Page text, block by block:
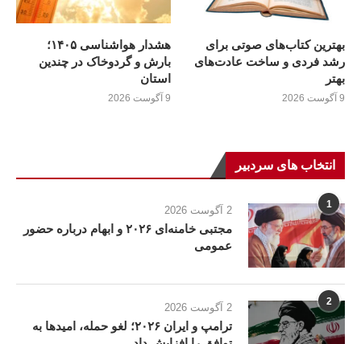
بهترین کتاب‌های صوتی برای
رشد فردی و ساخت عادت‌های
بهتر
9 آگوست 2026
هشدار هواشناسی ۱۴۰۵؛
بارش و گردوخاک در چندین
استان
9 آگوست 2026
انتخاب های سردبیر
1 2 آگوست 2026
مجتبی خامنه‌ای ۲۰۲۶ و ابهام درباره حضور
عمومی
2 2 آگوست 2026
ترامپ و ایران ۲۰۲۶؛ لغو حمله، امیدها به